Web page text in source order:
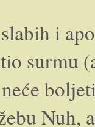
i
surmu
neće
Nuh,